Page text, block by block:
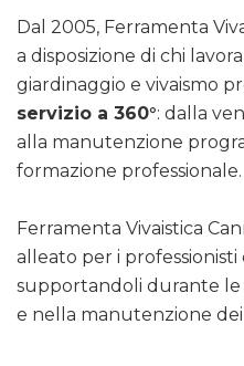
Dal 2005, Ferramenta
a disposizione di chi
giardinaggio e vivaismo
servizio a 360°: dalla
alla manutenzione
formazione professionale.
Ferramenta Vivaistica
alleato per i
supportandoli durante le
e nella manutenzione